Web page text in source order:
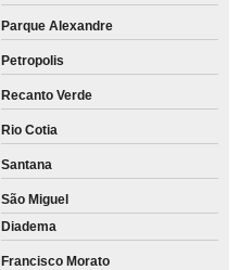
Parque Alexandre
Petropolis
Recanto Verde
Rio Cotia
Santana
São Miguel
Diadema
Francisco Morato